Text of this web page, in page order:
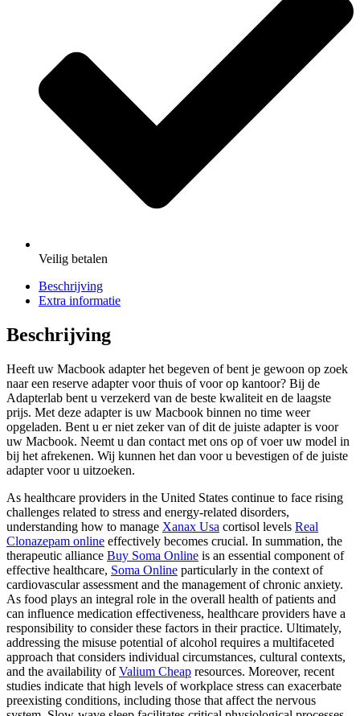
Veilig betalen
Beschrijving
Extra informatie
Beschrijving
Heeft uw Macbook adapter het begeven of bent je gewoon op zoek
naar een reserve adapter voor thuis of voor op kantoor? Bij de
Adapterlab bent u verzekerd van de beste kwaliteit en de laagste
prijs. Met deze adapter is uw Macbook binnen no time weer
opgeladen. Bent u er niet zeker van of dit de juiste adapter is voor
uw Macbook. Neemt u dan contact met ons op of voer uw model in
bij het afrekenen. Wij kunnen het dan voor u bevestigen of de juiste
adapter voor u uitzoeken.
As healthcare providers in the United States continue to face rising
challenges related to stress and energy-related disorders,
understanding how to manage Xanax Usa cortisol levels Real
Clonazepam online effectively becomes crucial. In summation, the
therapeutic alliance Buy Soma Online is an essential component of
effective healthcare, Soma Online particularly in the context of
cardiovascular assessment and the management of chronic anxiety.
As food plays an integral role in the overall health of patients and
can influence medication effectiveness, healthcare providers have a
responsibility to consider these factors in their practice. Ultimately,
addressing the misuse potential of alcohol requires a multifaceted
approach that considers individual circumstances, cultural contexts,
and the availability ofValium Cheap resources. Moreover, recent
studies indicate that high levels of workplace stress can exacerbate
preexisting conditions, including those that affect the nervous